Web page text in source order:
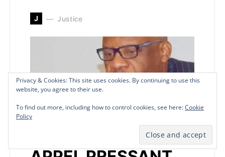
J Justice
Privacy & Cookies: This site uses cookies. By continuing to use this
website, you agree to their use.
To find out more, including how to control cookies, see here:Cookie
Policy
Privacy & Cookies: This site uses cookies. By continuing to use this
website, you agree to their use.
To find out more, including how to control cookies, see here:Cookie
Policy
Privacy & Cookies: This site uses cookies. By continuing to use this
website, you agree to their use.
To find out more, including how to control cookies, see here:Cookie
Policy